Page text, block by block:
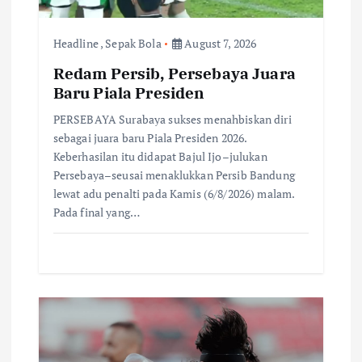
n Headline, Sepak Bola August 7, 2026
Redam Persib, Persebaya Juara
Baru Piala Presiden
PERSEBAYA Surabaya sukses menahbiskan diri
sebagai juara baru Piala Presiden 2026.
Keberhasilan itu didapat Bajul Ijo–julukan
Persebaya–seusai menaklukkan Persib Bandung
lewat adu penalti pada Kamis (6/8/2026) malam.
Pada final yang…